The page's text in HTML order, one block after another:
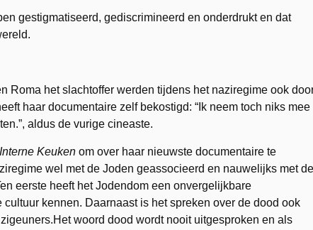
gestigmatiseerd, gediscrimineerd en onderdrukt en dat
Roma het slachtoffer werden tijdens het naziregime ook
haar documentaire zelf bekostigd: “Ik neem toch niks mee
aldus de vurige cineaste.
Interne Keuken om over haar nieuwste documentaire te
wel met de Joden geassocieerd en nauwelijks met de
eerste heeft het Jodendom een onvergelijkbare
kennen. Daarnaast is het spreken over de dood ook
woord dood wordt nooit uitgesproken en als